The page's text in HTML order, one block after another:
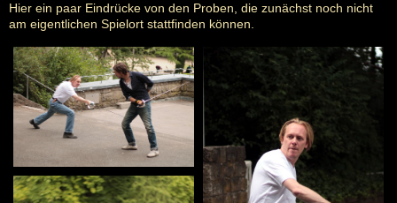
Hier ein paar Eindrücke von den Proben, die zunächst noch nicht
am eigentlichen Spielort stattfinden können.